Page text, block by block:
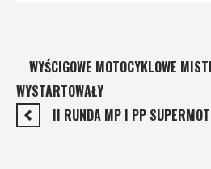
WYŚCIGOWE MOTOCYKLOWE
WYSTARTOWAŁY
II RUNDA MP I PP